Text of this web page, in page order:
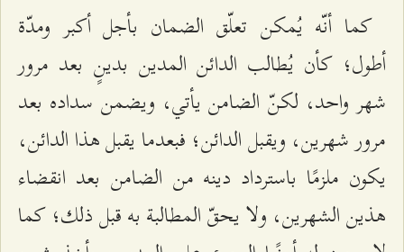
كما أنّه يُمكن تعلّق الضمان بأجل أكبر ومدّة
أطول؛ كأن يُطالب الدائن المدين بدينٍ بعد مرور
شهر واحد، لكنّ الضامن يأتي، ويضمن سداده بعد
مرور شهرين، ويقبل الدائن؛ فبعدما يقبل هذا الدائن،
يكون ملزمًا باسترداد دينه من الضامن بعد انقضاء
هذين الشهرين، ولا يحقّ المطالبة به قبل ذلك؛ كما